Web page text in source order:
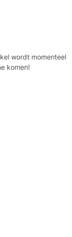
wordt momenteel
komen!